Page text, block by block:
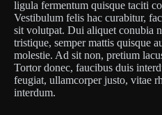
ligula fermentum quisque taciti
Vestibulum felis hac curabitur,
sit volutpat. Dui aliquet conubia
tristique, semper mattis quisque
molestie. Ad sit non, pretium
Tortor donec, faucibus duis
feugiat, ullamcorper justo, vitae
interdum.